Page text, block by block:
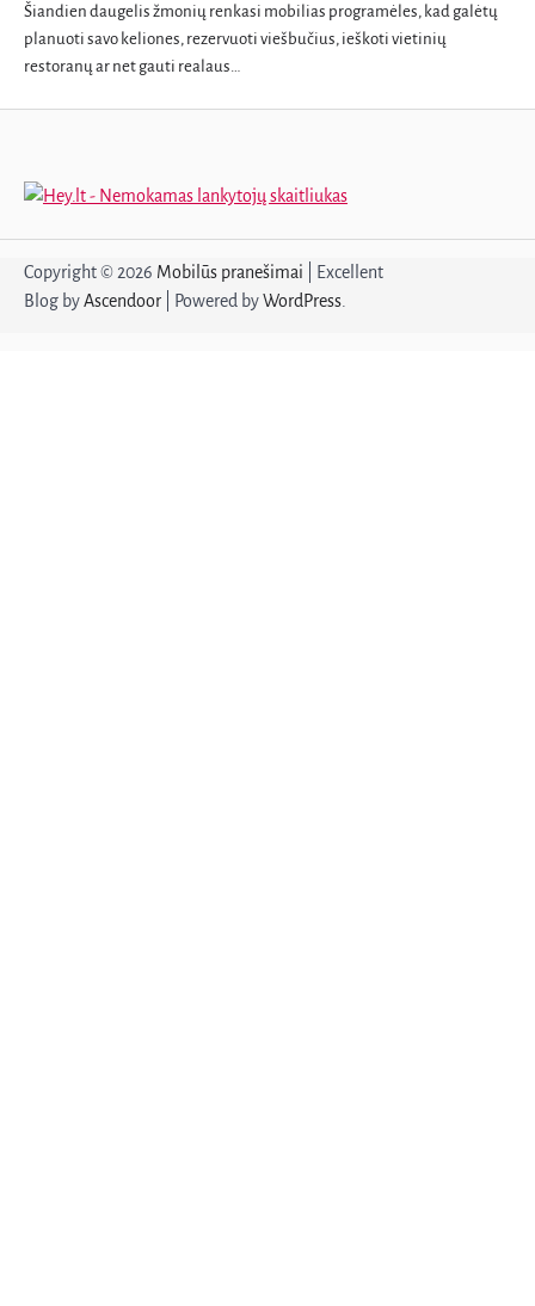
Šiandien daugelis žmonių renkasi mobilias programėles, kad galėtų
planuoti savo keliones, rezervuoti viešbučius, ieškoti vietinių
restoranų ar net gauti realaus…
Copyright © 2026 Mobilūs pranešimai | Excellent
Blog byAscendoor | Powered byWordPress